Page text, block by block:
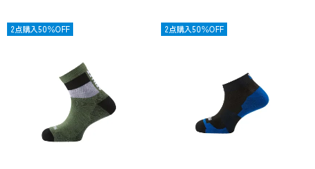
限定
2点購入50％OFF 限定
2点購入50％OFF